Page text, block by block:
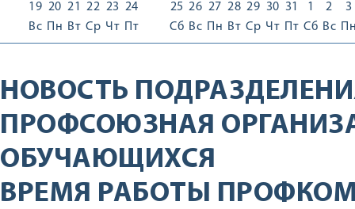
19
Вс
20
Пн
21
Вт
22
Ср
23
Чт
24
Пт
25
Сб
26
Вс
27
Пн
28
Вт
29
Ср
30
Чт
31
Пт
1
Сб
2
Вс
3
НОВОСТЬ
ПРОФСОЮЗНАЯ
ОБУЧАЮЩИХСЯ
ВРЕМЯ РАБОТЫ